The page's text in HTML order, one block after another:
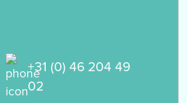
+31 (0) 46 204 49
02